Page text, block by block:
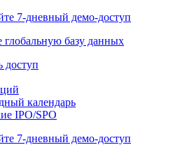
7-дневный демо-доступ
глобальную базу данных
доступ
календарь
IPO/SPO
7-дневный демо-доступ